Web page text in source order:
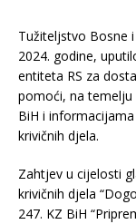
Tužiteljstvo Bosne
2024. godine,
entiteta RS za
pomoći, na temelju
BiH i
krivičnih djela.
Zahtjev u cijelosti
krivičnih djela
247. KZ BiH